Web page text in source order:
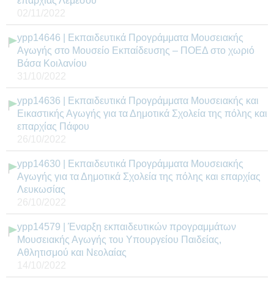
02/11/2022
ypp14646 | Εκπαιδευτικά Προγράμματα Μουσειακής
Αγωγής στο Μουσείο Εκπαίδευσης – ΠΟΕΔ στο χωριό
Βάσα Κοιλανίου
31/10/2022
ypp14636 | Εκπαιδευτικά Προγράμματα Μουσειακής και
Εικαστικής Αγωγής για τα Δημοτικά Σχολεία της πόλης και
επαρχίας Πάφου
26/10/2022
ypp14630 | Εκπαιδευτικά Προγράμματα Μουσειακής
Αγωγής για τα Δημοτικά Σχολεία της πόλης και επαρχίας
Λευκωσίας
26/10/2022
ypp14579 | Έναρξη εκπαιδευτικών προγραμμάτων
Μουσειακής Αγωγής του Υπουργείου Παιδείας,
Aθλητισμού και Νεολαίας
14/10/2022